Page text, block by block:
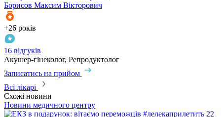
Борисов Максим Вікторович
+26 років
16 відгуків
Акушер-гінеколог, Репродуктолог
Записатись на прийом
Всі лікарі
Схожі новини
Новини медичного центру